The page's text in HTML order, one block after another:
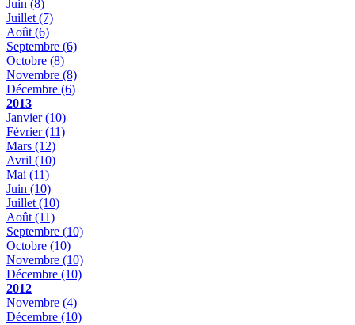
Juin (8)
Juillet(7)
Août(6)
Septembre (6)
Octobre (8)
Novembre (8)
Décembre (6)
2013
Janvier(10)
Février(11)
Mars (12)
Avril (10)
Mai (11)
Juin (10)
Juillet(10)
Août(11)
Septembre (10)
Octobre (10)
Novembre (10)
Décembre (10)
2012
Novembre (4)
Décembre (10)